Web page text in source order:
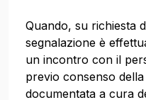
Quando, su richiesta
segnalazione è
un incontro con il
previo consenso
documentata a cura